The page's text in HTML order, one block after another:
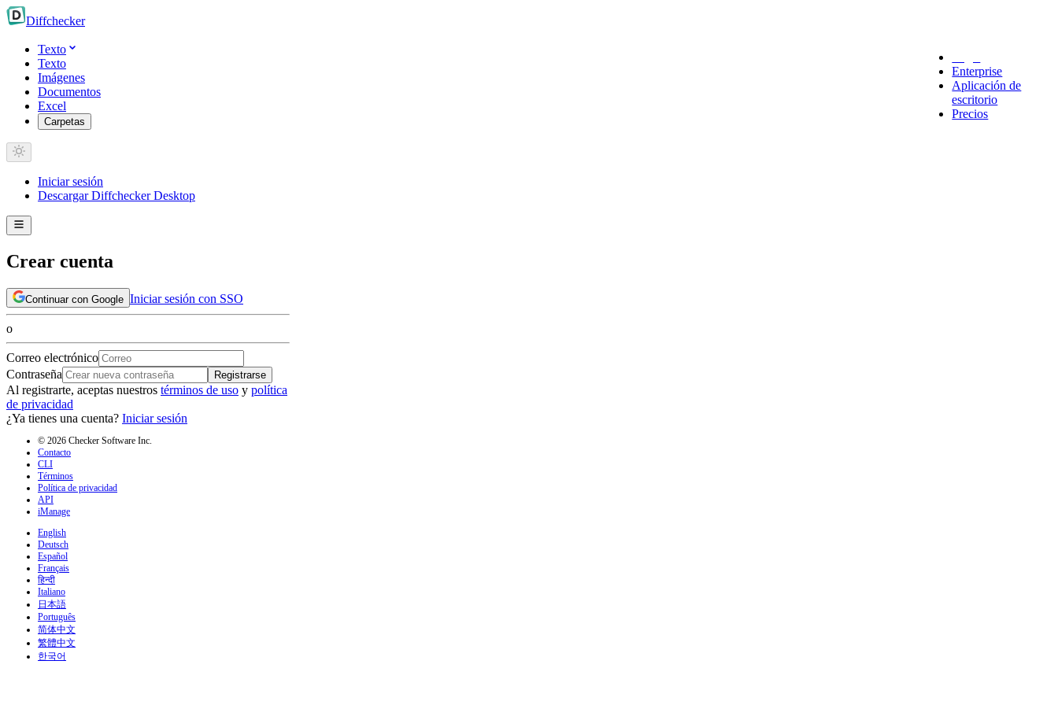
Diffchecker
Texto
Texto
Imágenes
Documentos
Excel
Carpetas
Enterprise
Aplicación de
escritorio
Precios
Iniciar sesión
Descargar Diffchecker Desktop
Crear cuenta
Continuar con Google Iniciar sesión con SSO
o
Correo electrónico
Contraseña
Registrarse
Al registrarte, aceptas nuestros términos de uso y política
de privacidad
¿Ya tienes una cuenta? Iniciar sesión
© 2026 Checker Software Inc.
Contacto
CLI
Términos
Política de privacidad
API
iManage
English
Deutsch
Español
Français
हिन्दी
Italiano
日本語
Português
简体中文
繁體中文
한국어